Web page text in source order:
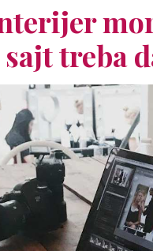
treba